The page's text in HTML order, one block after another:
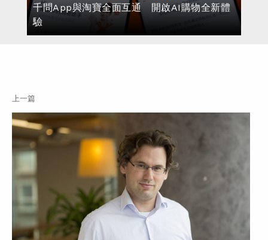
千問App與淘寶全面互通 開啟AI購物全新體
驗
上一篇